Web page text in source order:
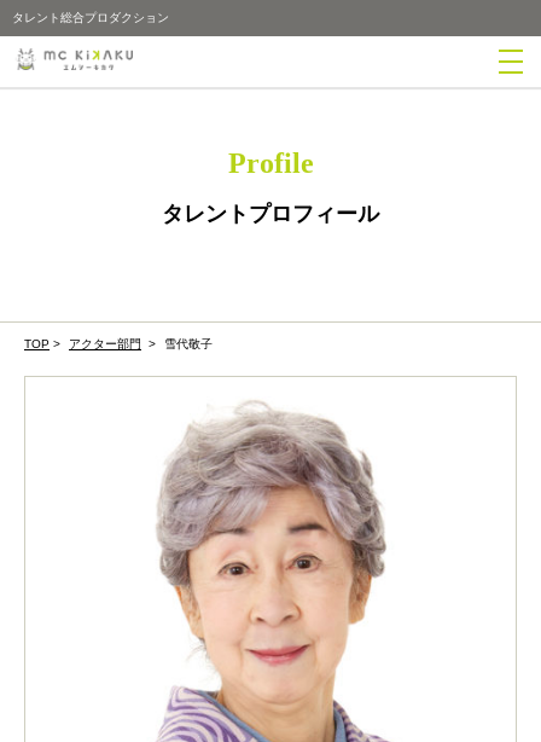
タレント総合プロダクション
Profile
タレントプロフィール
TOP > アクター部門 > 雪代敬子